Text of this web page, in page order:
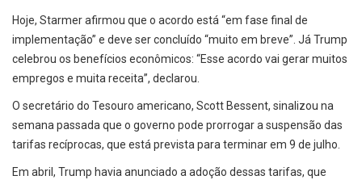
Hoje, Starmer afirmou que o acordo está “em fase final de
implementação” e deve ser concluído “muito em breve”. Já Trump
celebrou os benefícios econômicos: “Esse acordo vai gerar muitos
empregos e muita receita”, declarou.
O secretário do Tesouro americano, Scott Bessent, sinalizou na
semana passada que o governo pode prorrogar a suspensão das
tarifas recíprocas, que está prevista para terminar em 9 de julho.
Em abril, Trump havia anunciado a adoção dessas tarifas, que